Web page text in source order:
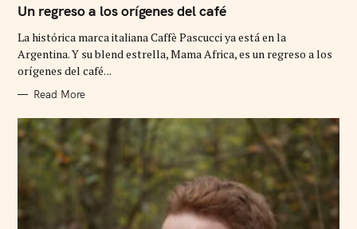
T
E
O
R
I
E
Un regreso a los orígenes del café
La histórica marca italiana Caffè Pascucci ya está en la
Argentina. Y su blend estrella, Mama Africa, es un regreso a los
orígenes del café. ..
Read More